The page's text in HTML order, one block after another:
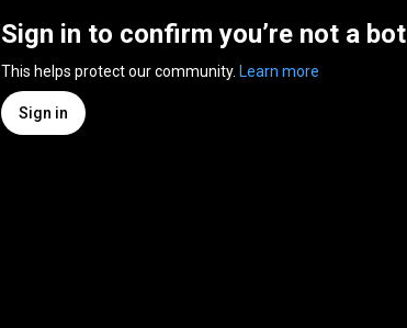
Sign in to confirm you’re not a bot
This helps protect our community. Learn more
Sign in